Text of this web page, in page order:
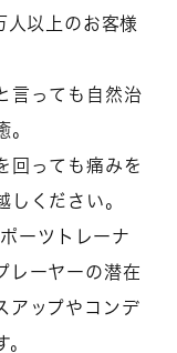
以上のお客様
言っても自然治
。
回っても痛みを
しください。
ーツトレーナ
レーヤーの潜在
アップやコンデ